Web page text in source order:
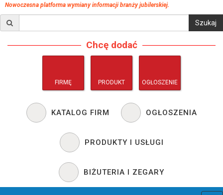
Nowoczesna platforma wymiany informacji branży jubilerskiej.
Chcę dodać
FIRMĘ PRODUKT OGŁOSZENIE
KATALOG FIRM OGŁOSZENIA
PRODUKTY I USŁUGI
BIŻUTERIA I ZEGARY